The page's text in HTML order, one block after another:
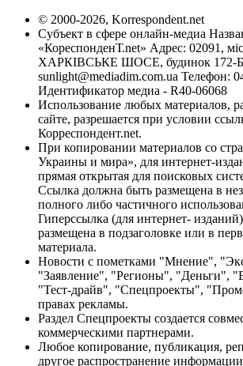
© 2000-2026, Korrespondent.net
Субъект в сфере онлайн-медиа
«КореспонденТ.net» Адрес: 02091,
ХАРКІВСЬКЕ ШОСЕ, будинок 172-Б,
sunlight@mediadim.com.ua Телефон:
Идентификатор медиа - R40-06068
Использование любых материалов,
сайте, разрешается при условии
Корреспондент.net.
При копировании материалов со
Украины и мира», для интернет-
прямая открытая для поисковых
Ссылка должна быть размещена в
полного либо частичного
Гиперссылка (для интернет-
размещена в подзаголовке или в
материала.
Новости с пометками "Мнение",
"Заявление", "Регионы", "Деньги",
"Тест-драйв", "Спецпроекты",
правах рекламы.
Раздел Спецпроекты создается
коммерческими партнерами.
Любое копирование, публикация,
другое распространение